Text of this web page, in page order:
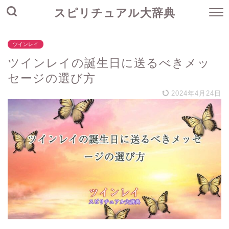
スピリチュアル大辞典
ツインレイ
ツインレイの誕生日に送るべきメッ
セージの選び方
2024年4月24日